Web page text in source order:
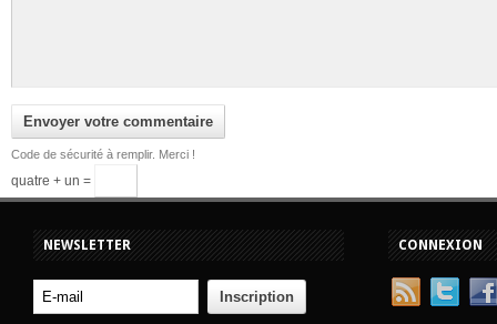
Code de sécurité à remplir. Merci !
quatre + un =
NEWSLETTER CONNEXION